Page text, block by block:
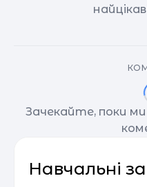
Зачекайте, поки
Навчальні